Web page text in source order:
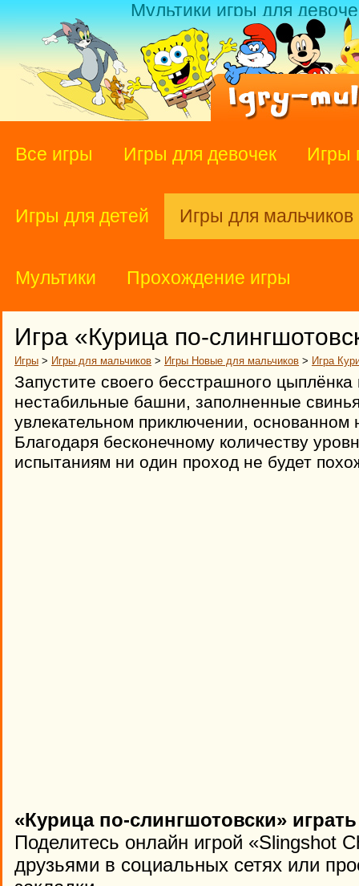
Мультики игры для
Все игры Игры для девочек Игры
Игры для детей Игры для мальчиков
Мультики Прохождение игры
Игра «Курица по-
Игры > Игры для мальчиков > Игры Новые для мальчиков > Игра
Запустите своего бесстрашного
нестабильные башни, заполненные
увлекательном приключении, основанном
Благодаря бесконечному количеству
испытаниям ни один проход не будет
«Курица по-слингшотовски»
Поделитесь онлайн игрой «Slingshot
друзьями в социальных сетях или